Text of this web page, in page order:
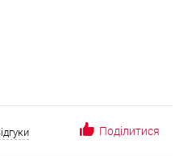
Поділитися